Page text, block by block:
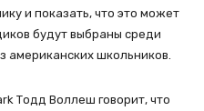
и показать, что это может
будут выбраны среди
школьников.
Тодд Воллеш говорит, что